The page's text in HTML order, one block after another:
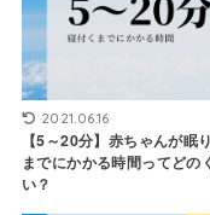
2021.06.16
【5～20分】赤ちゃんが眠
までにかかる時間ってどの
い？